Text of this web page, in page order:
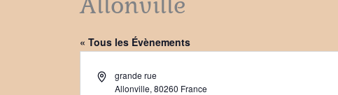
« Tous les Évènements
Adressegrande rue
Allonville, 80260 France